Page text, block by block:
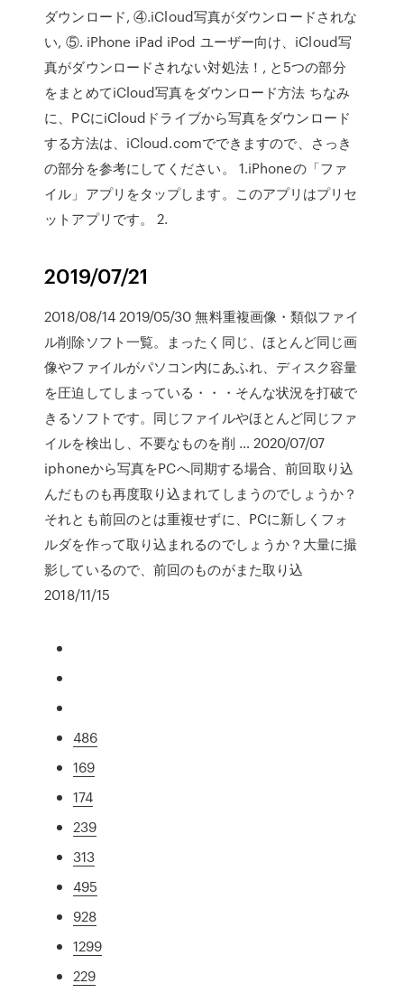
ダウンロード, ④.iCloud写真がダウンロードされな
い, ⑤. iPhone iPad iPod ユーザー向け、iCloud写
真がダウンロードされない対処法！, と5つの部分
をまとめてiCloud写真をダウンロード方法 ちなみ
に、PCにiCloudドライブから写真をダウンロード
する方法は、iCloud.comでできますので、さっき
の部分を参考にしてください。 1.iPhoneの「ファ
イル」アプリをタップします。このアプリはプリセ
ットアプリです。 2.
2019/07/21
2018/08/14 2019/05/30 無料重複画像・類似ファイ
ル削除ソフト一覧。まったく同じ、ほとんど同じ画
像やファイルがパソコン内にあふれ、ディスク容量
を圧迫してしまっている・・・そんな状況を打破で
きるソフトです。同じファイルやほとんど同じファ
イルを検出し、不要なものを削 … 2020/07/07
iphoneから写真をPCへ同期する場合、前回取り込
んだものも再度取り込まれてしまうのでしょうか？
それとも前回のとは重複せずに、PCに新しくフォ
ルダを作って取り込まれるのでしょうか？大量に撮
影しているので、前回のものがまた取り込
2018/11/15
486
169
174
239
313
495
928
1299
229